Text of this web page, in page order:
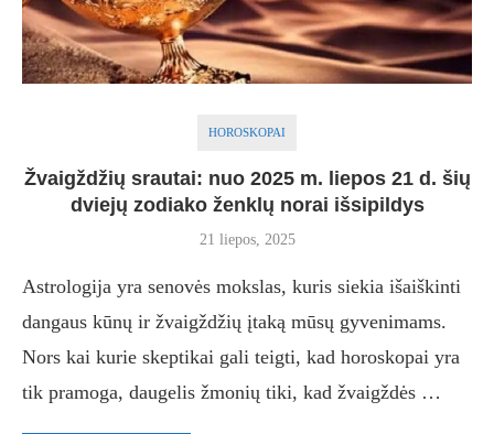
HOROSKOPAI
Žvaigždžių srautai: nuo 2025 m. liepos 21 d. šių
dviejų zodiako ženklų norai išsipildys
21 liepos, 2025
Astrologija yra senovės mokslas, kuris siekia išaiškinti
dangaus kūnų ir žvaigždžių įtaką mūsų gyvenimams.
Nors kai kurie skeptikai gali teigti, kad horoskopai yra
tik pramoga, daugelis žmonių tiki, kad žvaigždės …